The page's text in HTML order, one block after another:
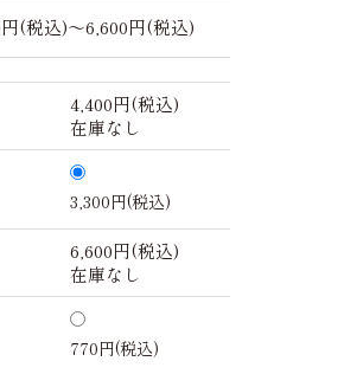
(税込)～6,600円(税込)
4,400円(税込)
在庫なし
3,300円(税込)
6,600円(税込)
在庫なし
770円(税込)